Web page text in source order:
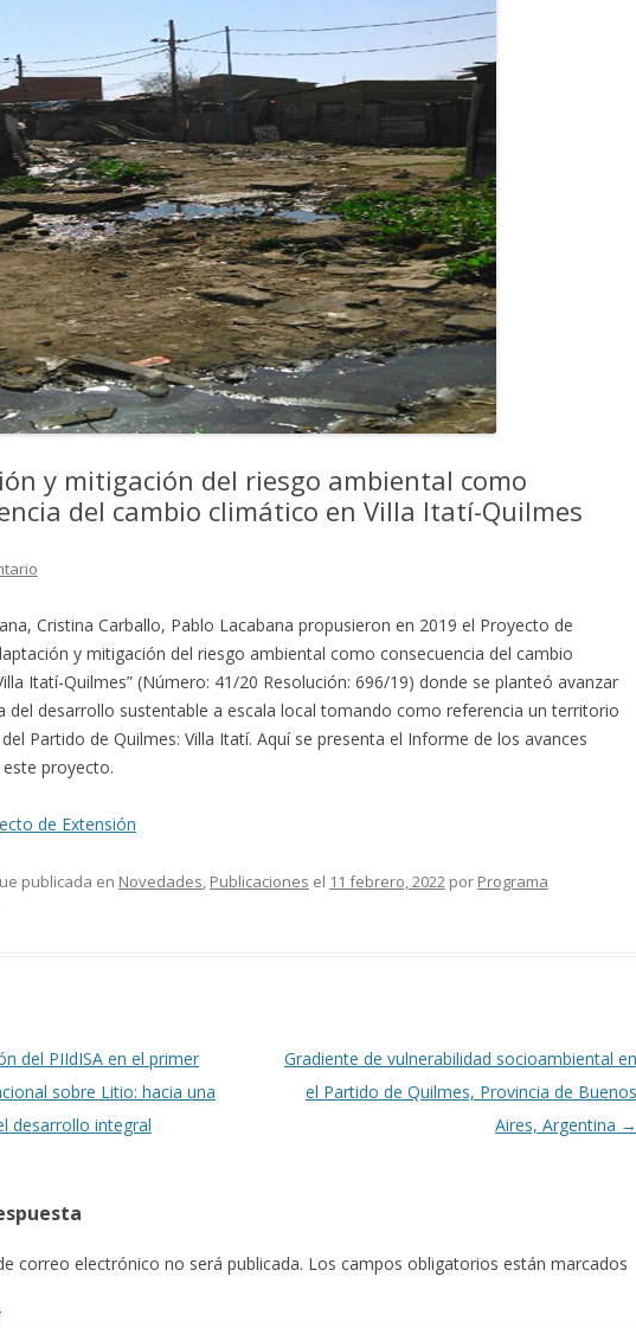
y mitigación del riesgo ambiental como
del cambio climático en Villa Itatí-Quilmes
Cristina Carballo, Pablo Lacabana propusieron en 2019 el Proyecto de
y mitigación del riesgo ambiental como consecuencia del cambio
Itatí-Quilmes” (Número: 41/20 Resolución: 696/19) donde se planteó avanzar
del desarrollo sustentable a escala local tomando como referencia un territorio
Partido de Quilmes: Villa Itatí. Aquí se presenta el Informe de los avances
proyecto.
de Extensión
publicada en Novedades, Publicaciones el 11 febrero, 2022 por Programa
del PIIdISA en el primer
sobre Litio: hacia una
desarrollo integral
Gradiente de vulnerabilidad socioambiental en
el Partido de Quilmes, Provincia de Buenos
Aires, Argentina →
correo electrónico no será publicada. Los campos obligatorios están marcados